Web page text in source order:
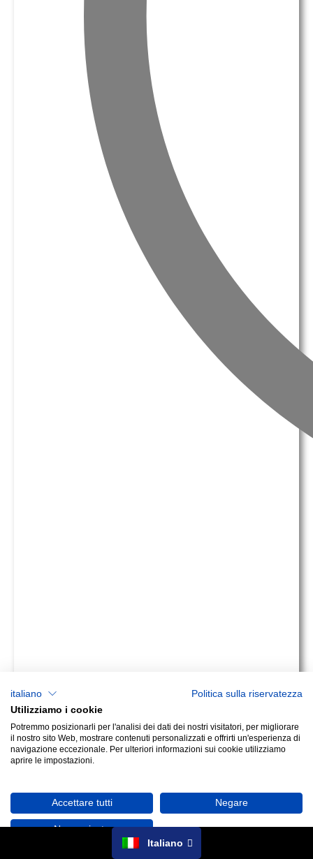
Italiano
italiano
Politica sulla riservatezza
Utilizziamo i cookie
Potremmo posizionarli per l'analisi dei dati dei nostri visitatori, per migliorare
il nostro sito Web, mostrare contenuti personalizzati e offrirti un'esperienza di
navigazione eccezionale. Per ulteriori informazioni sui cookie utilizziamo
aprire le impostazioni.
Accettare tutti Negare
No, aggiusta